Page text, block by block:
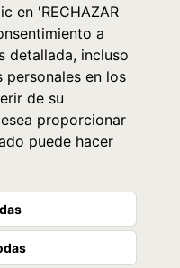
en 'RECHAZAR
a
detallada, incluso
en los
de su
proporcionar
puede hacer